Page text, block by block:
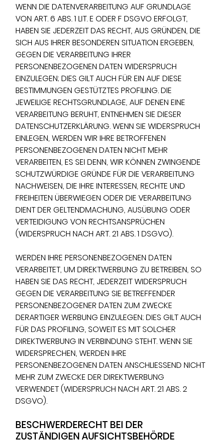
WENN DIE DATENVERARBEITUNG AUF GRUNDLAGE
VON ART. 6 ABS. 1 LIT. E ODER F DSGVO ERFOLGT,
HABEN SIE JEDERZEIT DAS RECHT, AUS GRÜNDEN, DIE
SICH AUS IHRER BESONDEREN SITUATION ERGEBEN,
GEGEN DIE VERARBEITUNG IHRER
PERSONENBEZOGENEN DATEN WIDERSPRUCH
EINZULEGEN; DIES GILT AUCH FÜR EIN AUF DIESE
BESTIMMUNGEN GESTÜTZTES PROFILING. DIE
JEWEILIGE RECHTSGRUNDLAGE, AUF DENEN EINE
VERARBEITUNG BERUHT, ENTNEHMEN SIE DIESER
DATENSCHUTZERKLÄRUNG. WENN SIE WIDERSPRUCH
EINLEGEN, WERDEN WIR IHRE BETROFFENEN
PERSONENBEZOGENEN DATEN NICHT MEHR
VERARBEITEN, ES SEI DENN, WIR KÖNNEN ZWINGENDE
SCHUTZWÜRDIGE GRÜNDE FÜR DIE VERARBEITUNG
NACHWEISEN, DIE IHRE INTERESSEN, RECHTE UND
FREIHEITEN ÜBERWIEGEN ODER DIE VERARBEITUNG
DIENT DER GELTENDMACHUNG, AUSÜBUNG ODER
VERTEIDIGUNG VON RECHTSANSPRÜCHEN
(WIDERSPRUCH NACH ART. 21 ABS. 1 DSGVO).
WERDEN IHRE PERSONENBEZOGENEN DATEN
VERARBEITET, UM DIREKTWERBUNG ZU BETREIBEN, SO
HABEN SIE DAS RECHT, JEDERZEIT WIDERSPRUCH
GEGEN DIE VERARBEITUNG SIE BETREFFENDER
PERSONENBEZOGENER DATEN ZUM ZWECKE
DERARTIGER WERBUNG EINZULEGEN; DIES GILT AUCH
FÜR DAS PROFILING, SOWEIT ES MIT SOLCHER
DIREKTWERBUNG IN VERBINDUNG STEHT. WENN SIE
WIDERSPRECHEN, WERDEN IHRE
PERSONENBEZOGENEN DATEN ANSCHLIESSEND NICHT
MEHR ZUM ZWECKE DER DIREKTWERBUNG
VERWENDET (WIDERSPRUCH NACH ART. 21 ABS. 2
DSGVO).
BESCHWERDE­RECHT BEI DER
ZUSTÄNDIGEN AUFSICHTS­BEHÖRDE